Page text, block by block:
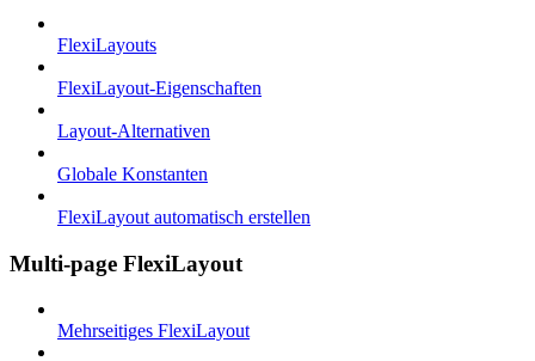
FlexiLayouts
FlexiLayout-Eigenschaften
Layout-Alternativen
Globale Konstanten
FlexiLayout automatisch erstellen
Multi-page FlexiLayout
Mehrseitiges FlexiLayout